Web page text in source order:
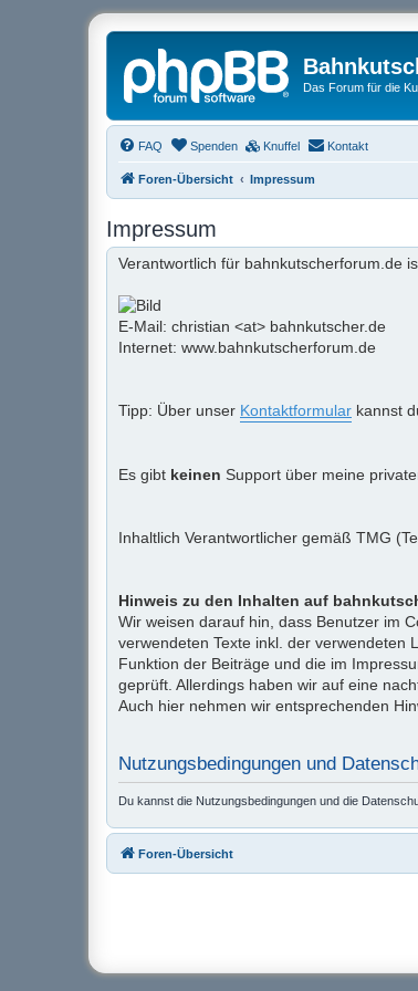
Das Forum für die
FAQ Spenden Knuffel Kontakt
Foren-Übersicht Impressum
Impressum
Verantwortlich für bahnkutscherforum.de
E-Mail: christian <at> bahnkutscher.de
Internet: www.bahnkutscherforum.de
Tipp: Über unser Kontaktformular kannst
Es gibt keinen Support über meine
Inhaltlich Verantwortlicher gemäß TMG
Hinweis zu den Inhalten auf
Wir weisen darauf hin, dass Benutzer im
verwendeten Texte inkl. der verwendeten
Funktion der Beiträge und die im
geprüft. Allerdings haben wir auf eine
Auch hier nehmen wir entsprechenden
Nutzungsbedingungen und
Du kannst die Nutzungsbedingungen und die
Foren-Übersicht